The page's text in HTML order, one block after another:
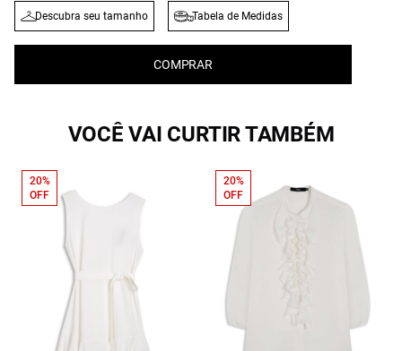
Descubra seu tamanho Tabela de Medidas
COMPRAR
VOCÊ VAI CURTIR TAMBÉM
20%
OFF
20%
OFF